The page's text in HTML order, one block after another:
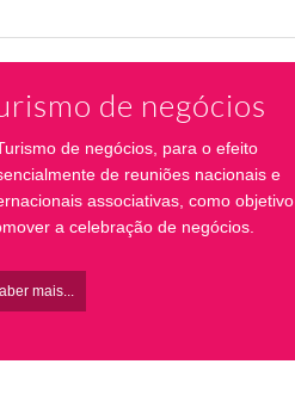
de negócios
de negócios, para o efeito
de reuniões nacionais e
associativas, como objetivo
a celebração de negócios.
mais...